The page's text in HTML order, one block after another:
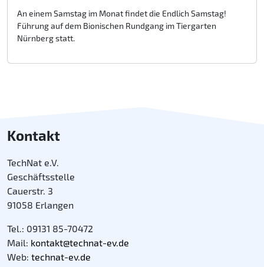
An einem Samstag im Monat findet die Endlich Samstag!
Führung auf dem Bionischen Rundgang im Tiergarten
Nürnberg statt.
Kontakt
TechNat e.V.
Geschäftsstelle
Cauerstr. 3
91058 Erlangen
Tel.: 09131 85-70472
Mail: kontakt@technat-ev.de
Web: technat-ev.de